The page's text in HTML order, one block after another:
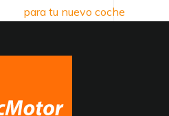
para tu nuevo coche